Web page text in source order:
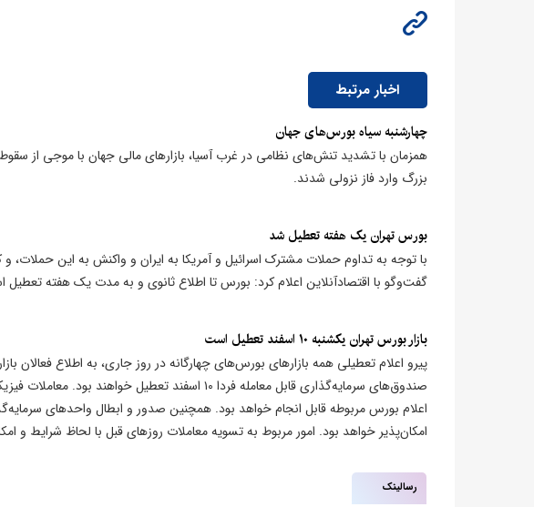
اخبار مرتبط
چهارشنبه سیاه بورس‌های جهان
همزمان با تشدید تنش‌های نظامی در غرب آسیا، بازارهای مالی جهان با موجی از
بزرگ وارد فاز نزولی شدند.
بورس تهران یک هفته تعطیل شد
با توجه به تداوم حملات مشترک اسرائیل و آمریکا به ایران و واکنش به این حملات،
گفت‌وگو با اقتصادآنلاین اعلام کرد: بورس تا اطلاع ثانوی و به مدت یک هفته
​بازار بورس تهران یکشنبه ۱۰ اسفند تعطیل است
پیرو اعلام تعطیلی همه بازارهای بورس‌های چهارگانه در روز جاری، به اطلاع فعالان
صندوق‌های سرمایه‌گذاری قابل معامله فردا ۱۰ اسفند
اعلام بورس مربوطه قابل انجام خواهد بود. همچنین صدور و ابطال واحدهای
امکان‌پذیر خواهد بود. امور مربوط به تسویه معاملات روزهای قبل با لحاظ شرایط و
رسالینک